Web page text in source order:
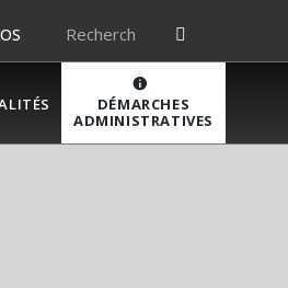
DÉMARCHES
ADMINISTRATIVES